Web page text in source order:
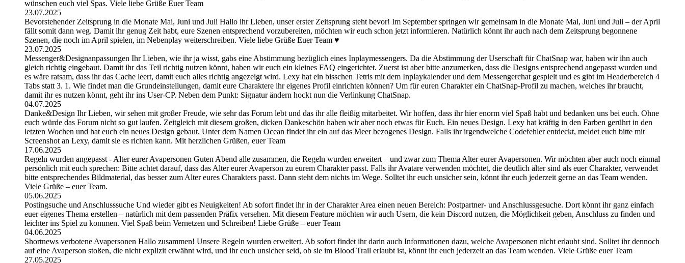
wünschen euch viel Spas. Viele liebe Grüße Euer Team
23.07.2025
Bevorstehender Zeitsprung in die Monate Mai, Juni und Juli Hallo ihr Lieben, unser erster Zeitsprung steht bevor! Im September springen wir gemeinsam in die Monate Mai, Juni und Juli – der April
fällt somit dann weg. Damit ihr genug Zeit habt, eure Szenen entsprechend vorzubereiten, möchten wir euch schon jetzt informieren. Natürlich könnt ihr auch nach dem Zeitsprung begonnene
Szenen, die noch im April spielen, im Nebenplay weiterschreiben. Viele liebe Grüße Euer Team ♥
23.07.2025
Messenger&Designanpassungen Ihr Lieben, wie ihr ja wisst, gabs eine Abstimmung bezüglich eines Inplaymessengers. Da die Abstimmung der Userschaft für ChatSnap war, haben wir ihn auch
gleich richtig eingebaut. Damit ihr das Teil richtig nutzen könnt, haben wir euch ein kleines FAQ eingerichtet. Zuerst ist aber bitte anzumerken, dass die Designs entsprechend angepasst wurden und
es wäre ratsam, dass ihr das Cache leert, damit euch alles richtig angezeigt wird. Lexy hat ein bisschen Tetris mit dem Inplaykalender und dem Messengerchat gespielt und es gibt im Headerbereich 4
Tabs statt 3. 1. Wie findet man die Grundeinstellungen, damit eure Charaktere ihr eigenes Profil einrichten können? Um für euren Charakter ein ChatSnap-Profil zu machen, welches ihr braucht,
damit ihr es nutzen könnt, geht ihr ins User-CP. Neben dem Punkt: Signatur ändern hockt nun die Verlinkung ChatSnap.
04.07.2025
Danke&Design Ihr Lieben, wir sehen mit großer Freude, wie sehr das Forum lebt und das ihr alle fleißig mitarbeitet. Wir hoffen, dass ihr hier enorm viel Spaß habt und bedanken uns bei euch. Ohne
euch würde das Forum nicht so gut laufen. Zeitgleich mit diesem großen, dicken Dankeschön haben wir aber noch etwas für Euch. Ein neues Design. Lexy hat kräftig in den Farben gerührt in den
letzten Wochen und hat euch ein neues Design gebaut. Unter dem Namen Ocean findet ihr ein auf das Meer bezogenes Design. Falls ihr irgendwelche Codefehler entdeckt, meldet euch bitte mit
Screenshot an Lexy, damit sie es richten kann. Mit herzlichen Grüßen, euer Team
17.06.2025
Regeln wurden angepasst - Alter eurer Avapersonen Guten Abend alle zusammen, die Regeln wurden erweitert – und zwar zum Thema Alter eurer Avapersonen. Wir möchten aber auch noch einmal
persönlich mit euch sprechen: Bitte achtet darauf, dass das Alter eurer Avaperson zu eurem Charakter passt. Falls ihr Avatare verwenden möchtet, die deutlich älter sind als euer Charakter, verwendet
bitte entsprechendes Bildmaterial, das besser zum Alter eures Charakters passt. Dann steht dem nichts im Wege. Solltet ihr euch unsicher sein, könnt ihr euch jederzeit gerne an das Team wenden.
Viele Grüße – euer Team.
05.06.2025
Postingsuche und Anschlusssuche Und wieder gibt es Neuigkeiten! Ab sofort findet ihr in der Charakter Area einen neuen Bereich: Postpartner- und Anschlussgesuche. Dort könnt ihr ganz einfach
euer eigenes Thema erstellen – natürlich mit dem passenden Präfix versehen. Mit diesem Feature möchten wir auch Usern, die kein Discord nutzen, die Möglichkeit geben, Anschluss zu finden und
leichter ins Spiel zu kommen. Viel Spaß beim Vernetzen und Schreiben! Liebe Grüße – euer Team
04.06.2025
Shortnews verbotene Avapersonen Hallo zusammen! Unsere Regeln wurden erweitert. Ab sofort findet ihr darin auch Informationen dazu, welche Avapersonen nicht erlaubt sind. Solltet ihr dennoch
auf eine Avaperson stoßen, die nicht explizit erwähnt wird, und ihr euch unsicher seid, ob sie im Blood Trail erlaubt ist, könnt ihr euch jederzeit an das Team wenden. Viele Grüße euer Team
27.05.2025